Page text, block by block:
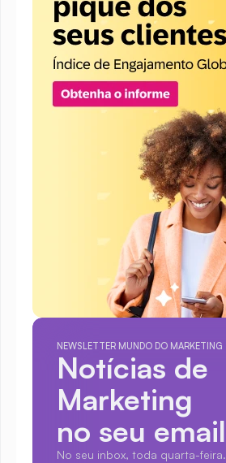
NEWSLETTER MUNDO DO MARKETING
Notícias de
Marketing
no seu email
No seu inbox, toda quarta-feira.